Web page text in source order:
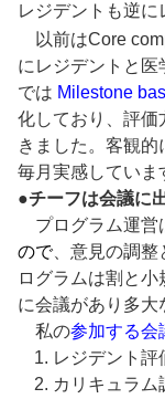
レジデントも逆に
以前はCore
にレジデントと医
では Milestone
化しており、評価
きました。客観
毎月実感していま
●チーフは会議に
プログラム運営
ので、意見の調整
ログラムは割と
に会議があり多大
私の参加する会
レジデント評
カリキュラム